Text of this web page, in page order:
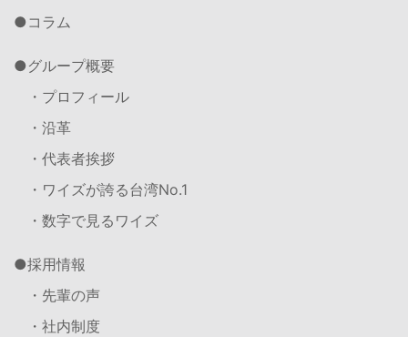
コラム
グループ概要
・プロフィール
・沿革
・代表者挨拶
・ワイズが誇る台湾No.1
・数字で見るワイズ
採用情報
・先輩の声
・社内制度